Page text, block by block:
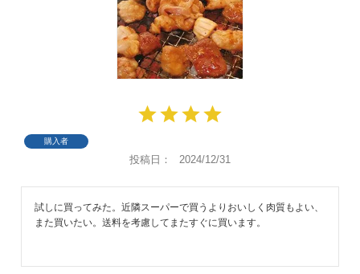
購入者
投稿日 2024/12/31
試しに買ってみた。近隣スーパーで買うよりおいしく肉質もよい、
また買いたい。送料を考慮してまたすぐに買います。